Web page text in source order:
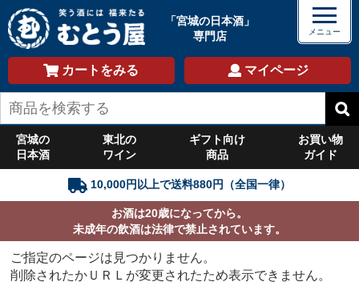
「宮城の日本酒」
専門店
カートをみる マイページ
宮城の
日本酒
東北の
ワイン
ギフト向け
商品
お買い物
ガイド
10,000円以上で送料880円（全国一律）
お酒は20歳になってから。
未成年の飲酒は法律で禁止されています。
ご指定のページは見つかりません。
削除されたかＵＲＬが変更されたため表示できません。